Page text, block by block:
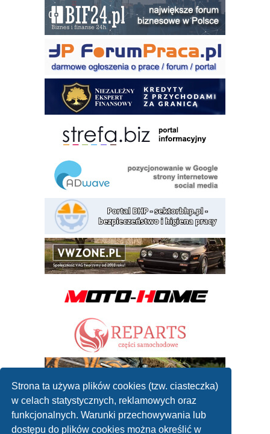
Strona ta używa plików cookies (tzw. ciasteczka)
w celach statystycznych, reklamowych oraz
funkcjonalnych. Warunki przechowywania lub
dostępu do plików cookies można określić w